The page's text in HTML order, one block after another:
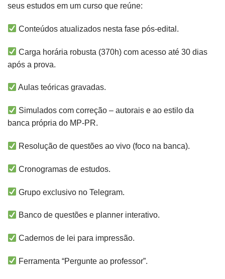
seus estudos em um curso que reúne:
Conteúdos atualizados nesta fase pós-edital.
Carga horária robusta (370h) com acesso até 30 dias
após a prova.
Aulas teóricas gravadas.
Simulados com correção – autorais e ao estilo da
banca própria do MP-PR.
Resolução de questões ao vivo (foco na banca).
Cronogramas de estudos.
Grupo exclusivo no Telegram.
Banco de questões e planner interativo.
Cadernos de lei para impressão.
Ferramenta “Pergunte ao professor”.